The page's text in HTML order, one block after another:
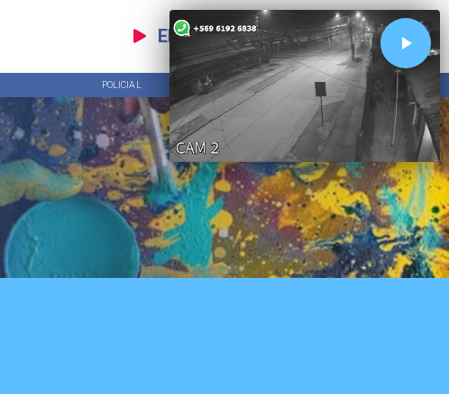
EN VIVO
POLICIAL TENDENCIAS